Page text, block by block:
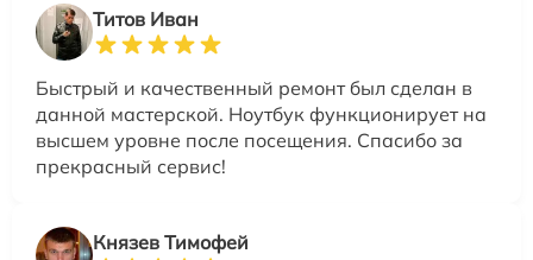
Титов Иван
Быстрый и качественный ремонт был сделан в
данной мастерской. Ноутбук функционирует на
высшем уровне после посещения. Спасибо за
прекрасный сервис!
Князев Тимофей